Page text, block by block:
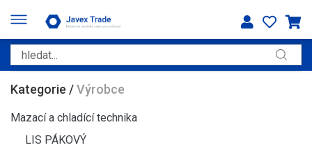
Kategorie /Výrobce
Mazací a chladící technika
LIS PÁKOVÝ